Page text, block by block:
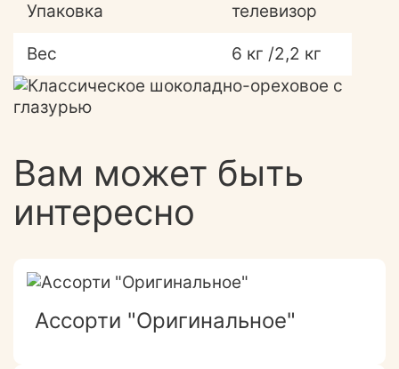
Упаковка телевизор
Вес 6 кг /2,2 кг
Вам может быть
интересно
Ассорти "Оригинальное"